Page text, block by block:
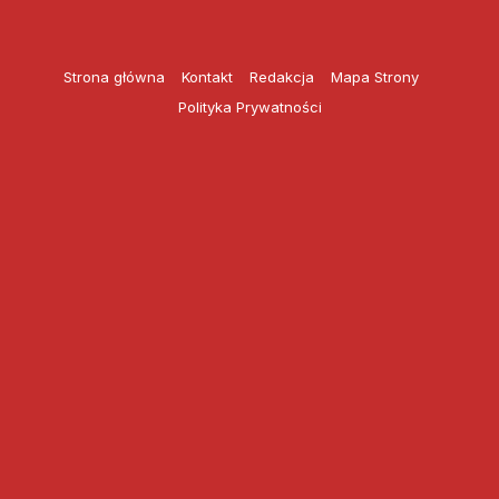
Strona główna Kontakt Redakcja
Mapa Strony
Polityka Prywatności